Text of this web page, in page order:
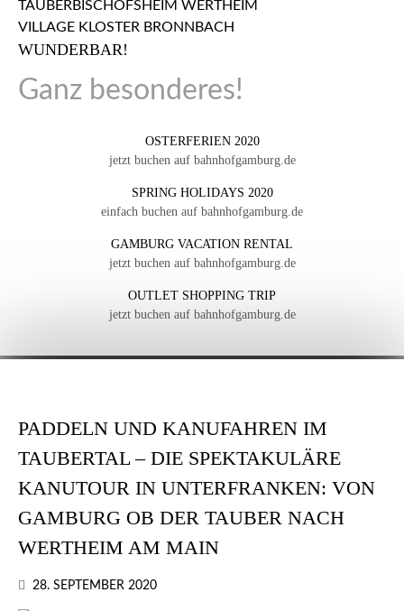
WUNDERBAR!
Ganz besonderes!
OSTERFERIEN 2020
jetzt buchen auf bahnhofgamburg.de
SPRING HOLIDAYS 2020
einfach buchen auf bahnhofgamburg.de
GAMBURG VACATION RENTAL
jetzt buchen auf bahnhofgamburg.de
OUTLET SHOPPING TRIP
jetzt buchen auf bahnhofgamburg.de
PADDELN UND KANUFAHREN IM
TAUBERTAL – DIE SPEKTAKULÄRE
KANUTOUR IN UNTERFRANKEN: VON
GAMBURG OB DER TAUBER NACH
WERTHEIM AM MAIN
28. SEPTEMBER 2020